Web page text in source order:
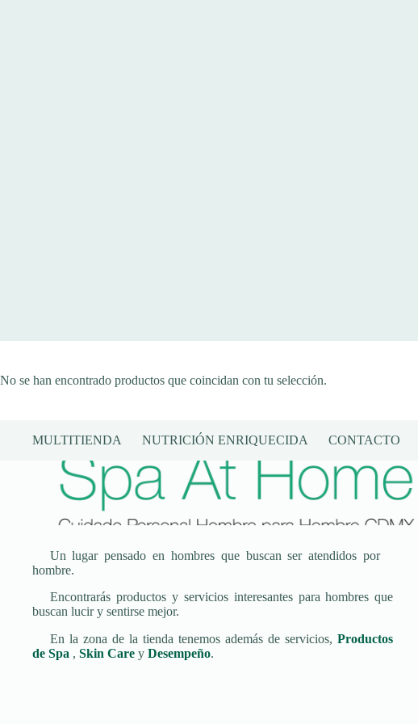
No se han encontrado productos que coincidan con tu selección.
MULTITIENDA NUTRICIÓN ENRIQUECIDA CONTACTO
Un lugar pensado en hombres que buscan ser atendidos por
hombre.
Encontrarás productos y servicios interesantes para hombres que
buscan lucir y sentirse mejor.
En la zona de la tienda tenemos además de servicios,Productos
de Spa , Skin Care y Desempeño.